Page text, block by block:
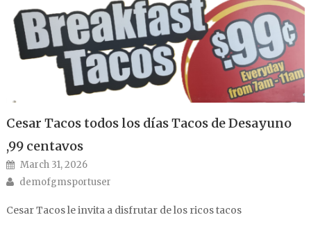
Cesar Tacos todos los días Tacos de Desayuno
,99 centavos
Posted on
March 31, 2026
Author
demofgmsportuser
Cesar Tacos le invita a disfrutar de los ricos tacos